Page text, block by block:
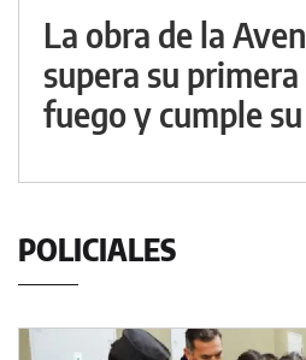
La obra de la
supera su
fuego y cumple
POLICIALES